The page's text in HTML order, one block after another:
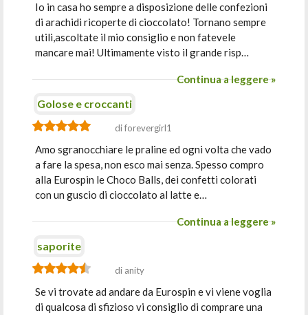
Io in casa ho sempre a disposizione delle confezioni
di arachidi ricoperte di cioccolato! Tornano sempre
utili,ascoltate il mio consiglio e non fatevele
mancare mai! Ultimamente visto il grande risp…
Continua a leggere »
Golose e croccanti
di forevergirl1
Amo sgranocchiare le praline ed ogni volta che vado
a fare la spesa, non esco mai senza. Spesso compro
alla Eurospin le Choco Balls, dei confetti colorati
con un guscio di cioccolato al latte e…
Continua a leggere »
saporite
di anity
Se vi trovate ad andare da Eurospin e vi viene voglia
di qualcosa di sfizioso vi consiglio di comprare una